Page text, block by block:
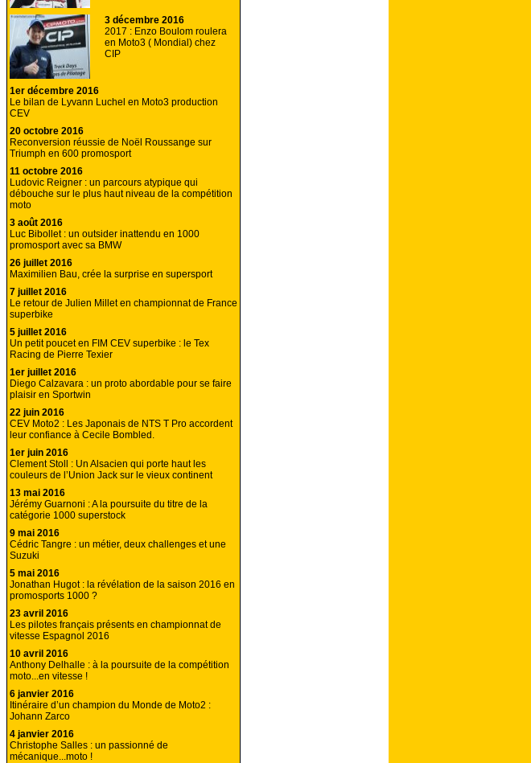
3 décembre 2016
2017 : Enzo Boulom roulera
en Moto3 ( Mondial) chez
CIP
1er décembre 2016
Le bilan de Lyvann Luchel en Moto3 production
CEV
20 octobre 2016
Reconversion réussie de Noël Roussange sur
Triumph en 600 promosport
11 octobre 2016
Ludovic Reigner : un parcours atypique qui
débouche sur le plus haut niveau de la compétition
moto
3 août 2016
Luc Bibollet : un outsider inattendu en 1000
promosport avec sa BMW
26 juillet 2016
Maximilien Bau, crée la surprise en supersport
7 juillet 2016
Le retour de Julien Millet en championnat de France
superbike
5 juillet 2016
Un petit poucet en FIM CEV superbike : le Tex
Racing de Pierre Texier
1er juillet 2016
Diego Calzavara : un proto abordable pour se faire
plaisir en Sportwin
22 juin 2016
CEV Moto2 : Les Japonais de NTS T Pro accordent
leur confiance à Cecile Bombled.
1er juin 2016
Clement Stoll : Un Alsacien qui porte haut les
couleurs de l’Union Jack sur le vieux continent
13 mai 2016
Jérémy Guarnoni : A la poursuite du titre de la
catégorie 1000 superstock
9 mai 2016
Cédric Tangre : un métier, deux challenges et une
Suzuki
5 mai 2016
Jonathan Hugot : la révélation de la saison 2016 en
promosports 1000 ?
23 avril 2016
Les pilotes français présents en championnat de
vitesse Espagnol 2016
10 avril 2016
Anthony Delhalle : à la poursuite de la compétition
moto...en vitesse !
6 janvier 2016
Itinéraire d’un champion du Monde de Moto2 :
Johann Zarco
4 janvier 2016
Christophe Salles : un passionné de
mécanique...moto !